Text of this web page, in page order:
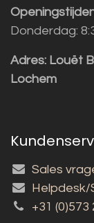
Donderdag:
Adres: Louët
Lochem
Sales
Helpdesk/
+31 (0)573